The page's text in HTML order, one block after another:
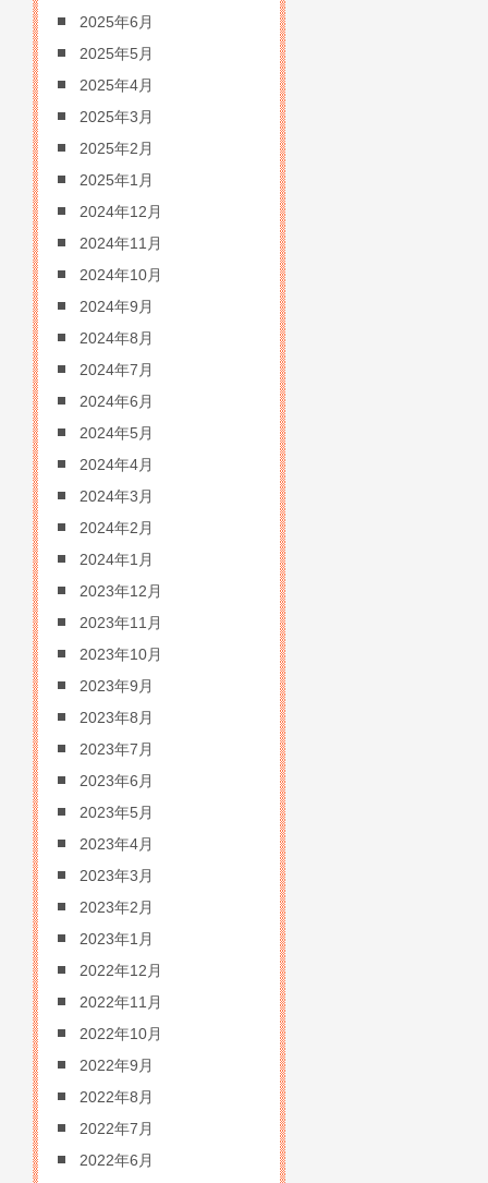
2025年6月
2025年5月
2025年4月
2025年3月
2025年2月
2025年1月
2024年12月
2024年11月
2024年10月
2024年9月
2024年8月
2024年7月
2024年6月
2024年5月
2024年4月
2024年3月
2024年2月
2024年1月
2023年12月
2023年11月
2023年10月
2023年9月
2023年8月
2023年7月
2023年6月
2023年5月
2023年4月
2023年3月
2023年2月
2023年1月
2022年12月
2022年11月
2022年10月
2022年9月
2022年8月
2022年7月
2022年6月